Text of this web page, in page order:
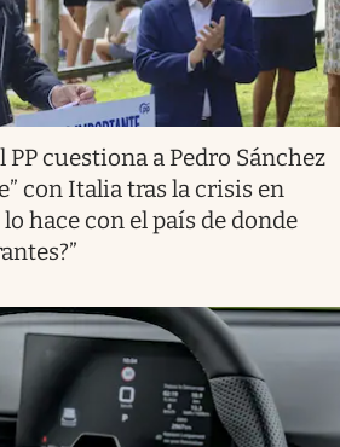
PP cuestiona a Pedro Sánchez
con Italia tras la crisis en
lo hace con el país de donde